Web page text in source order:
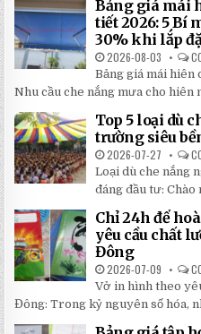
Bảng giá mái
tiết 2026: 5 Bí
30% khi lắp
2026-08-03
Bảng giá mái hiên
Nhu cầu che nắng mưa cho hiên
Top 5 loại dù
trường siêu
2026-07-27
Loại dù che nắng
đáng đầu tư: Chào
Chỉ 24h để
yêu cầu chất
Đông
2026-07-09
Vở in hình theo
Đông: Trong kỷ nguyên số hóa,